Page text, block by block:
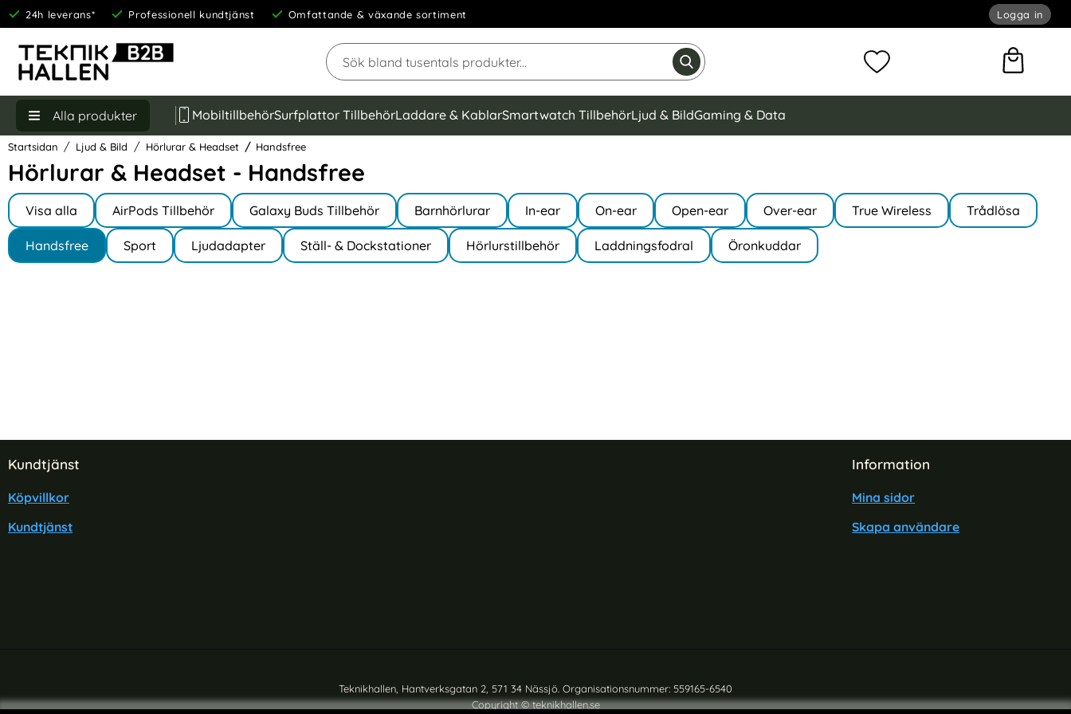
24h leverans* Professionell kundtjänst Omfattande & växande sortiment Logga in
Sök
Sök på Narse Group AB Genomför sökning Mina favoriter
Alla produkter MobiltillbehörSurfplattor TillbehörLaddare & KablarSmartwatch TillbehörLjud & BildGaming & Data
Startsidan Ljud & Bild Hörlurar & Headset Handsfree
Hörlurar & Headset - Handsfree
Hoppa
produkter
Underkategorier
Visa alla
I Hörlurar & HeadsetAirPods Tillbehör Galaxy Buds Tillbehör Barnhörlurar In-ear On-ear Open-ear Over-ear True Wireless Trådlösa
Handsfree Sport Ljudadapter Ställ- & Dockstationer Hörlurstillbehör Laddningsfodral Öronkuddar
Sidfot Blandad info och länkar
Kundtjänst
Köpvillkor
Kundtjänst
Information
Mina sidor
Skapa användare
Teknikhallen, Hantverksgatan 2, 571 34 Nässjö. Organisationsnummer: 559165-6540
Copyright © teknikhallen.se